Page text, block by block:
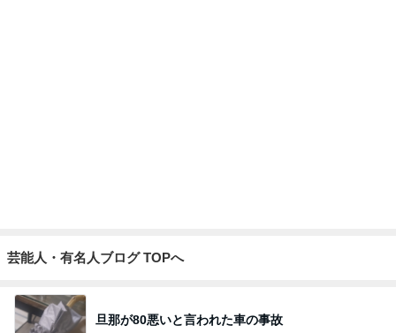
芸能人・有名人ブログ TOPへ
旦那が80悪いと言われた車の事故